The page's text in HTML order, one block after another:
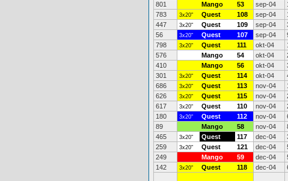
801
Mango 53 sep-04
783
3x20" Quest 108 sep-04
447
3x20" Quest 109 sep-04
56
3x20" Quest 107 sep-04
798
3x20" Quest 111 okt-04
576
Mango 54 okt-04
410
Mango 56 okt-04
301
3x20" Quest 114 okt-04
686
3x20" Quest 113 nov-04
626
3x20" Quest 115 nov-04
617
3x20" Quest 110 nov-04
180
3x20" Quest 112 nov-04
89
Mango 58 nov-04
465
3x20" Quest 117 dec-04
259
3x20" Quest 121 dec-04
249
Mango 59 dec-04
142
3x20" Quest 118 dec-04